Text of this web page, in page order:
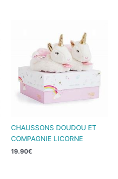
CHAUSSONS DOUDOU ET
COMPAGNIE LICORNE
19.90€